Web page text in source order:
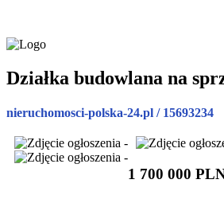
Działka budowlana na
nieruchomosci-polska-24.pl / 15693234
1 700 000